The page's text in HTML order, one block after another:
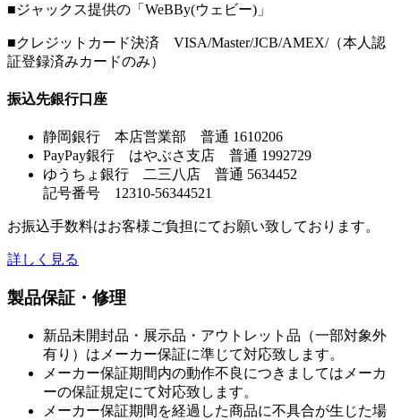
■ジャックス提供の「WeBBy(ウェビー)」
■クレジットカード決済 VISA/Master/JCB/AMEX/（本人認
証登録済みカードのみ）
振込先銀行口座
静岡銀行 本店営業部 普通 1610206
PayPay銀行 はやぶさ支店 普通 1992729
ゆうちょ銀行 二三八店 普通 5634452
記号番号 12310-56344521
お振込手数料はお客様ご負担にてお願い致しております。
詳しく見る
製品保証・修理
新品未開封品・展示品・アウトレット品（一部対象外
有り）はメーカー保証に準じて対応致します。
メーカー保証期間内の動作不良につきましてはメーカ
ーの保証規定にて対応致します。
メーカー保証期間を経過した商品に不具合が生じた場